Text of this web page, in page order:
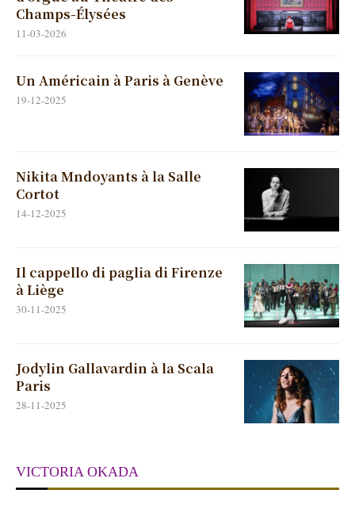
Champs-Élysées
11-03-2026
Un Américain à Paris à Genève
19-12-2025
Nikita Mndoyants à la Salle
Cortot
14-12-2025
Il cappello di paglia di Firenze
à Liège
30-11-2025
Jodylin Gallavardin à la Scala
Paris
28-11-2025
VICTORIA OKADA